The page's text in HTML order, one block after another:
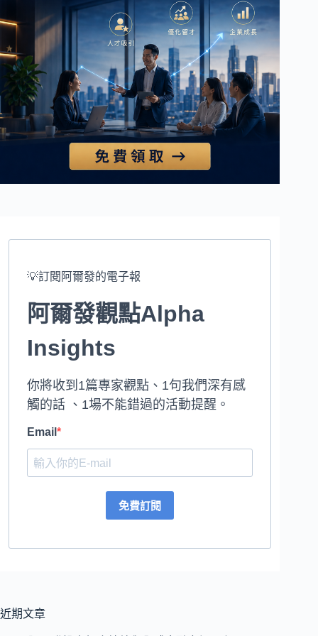
💡訂閱阿爾發的電子報
阿爾發觀點Alpha
Insights
你將收到1篇專家觀點、1句我們深有感
觸的話 、1場不能錯過的活動提醒。
Email
免費訂閱
近期文章